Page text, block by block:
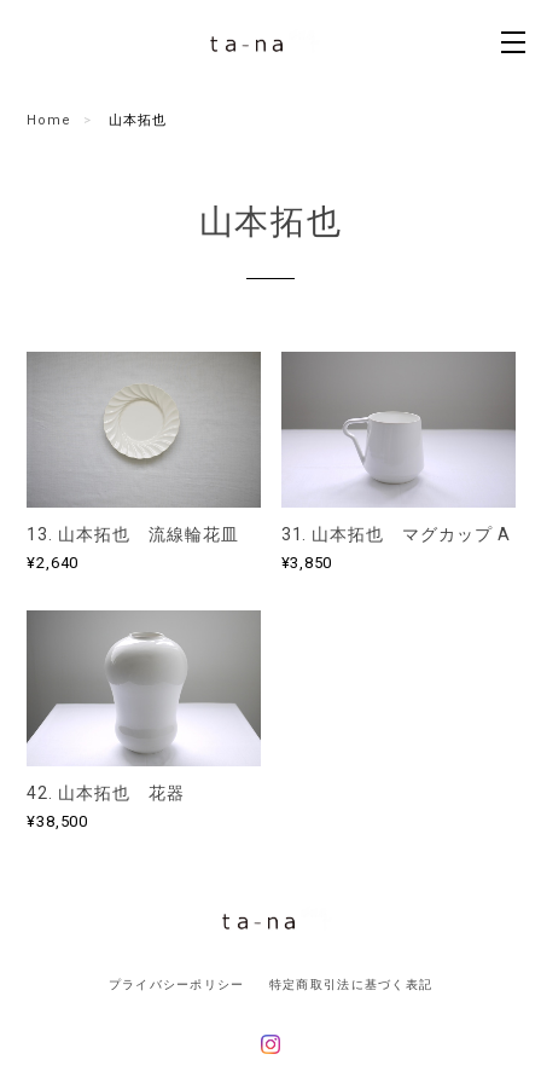
Home 山本拓也
山本拓也
13. 山本拓也 流線輪花皿
¥2,640
31. 山本拓也 マグカップ A
¥3,850
42. 山本拓也 花器
¥38,500
プライバシーポリシー 特定商取引法に基づく表記